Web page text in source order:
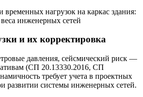
и их корректировка
давления, сейсмический риск —
(СП 20.13330.2016, СП
требует учета в проектных
развитии системы инженерных сетей.